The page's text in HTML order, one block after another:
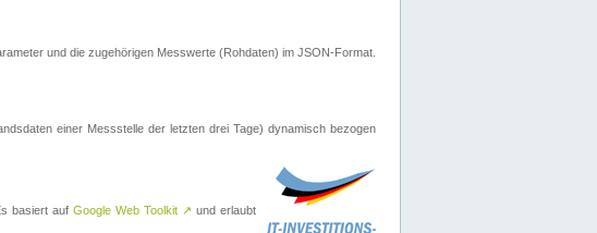
und die zugehörigen Messwerte (Rohdaten) im JSON-Format.
einer Messstelle der letzten drei Tage) dynamisch bezogen
basiert auf Google Web Toolkit ↗ und erlaubt